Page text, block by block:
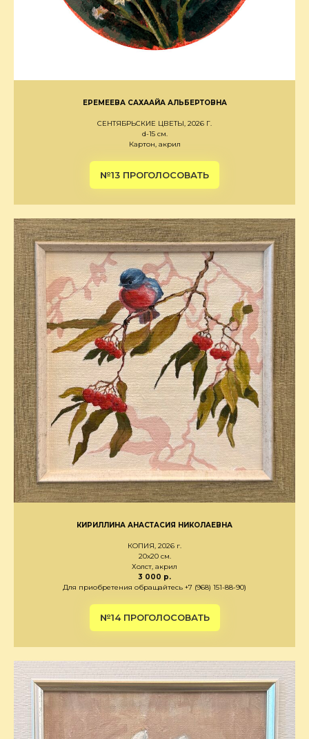
ЕРЕМЕЕВА САХААЙА АЛЬБЕРТОВНА
СЕНТЯБРЬСКИЕ ЦВЕТЫ, 2026 Г.
d-15 см.
Картон, акрил
№13 ПРОГОЛОСОВАТЬ
КИРИЛЛИНА АНАСТАСИЯ НИКОЛАЕВНА
КОПИЯ, 2026 г.
20х20 см.
Холст, акрил
3 000 р.
Для приобретения обращайтесь +7 (968) 151-88-90)
№14 ПРОГОЛОСОВАТЬ